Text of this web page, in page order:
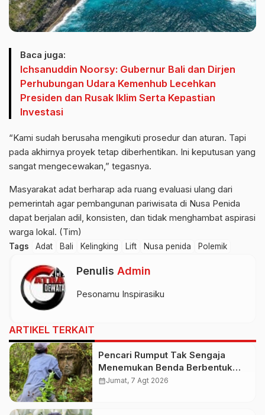
Baca juga:
Ichsanuddin Noorsy: Gubernur Bali dan Dirjen
Perhubungan Udara Kemenhub Lecehkan
Presiden dan Rusak Iklim Serta Kepastian
Investasi
“Kami sudah berusaha mengikuti prosedur dan aturan. Tapi
pada akhirnya proyek tetap diberhentikan. Ini keputusan yang
sangat mengecewakan,” tegasnya.
Masyarakat adat berharap ada ruang evaluasi ulang dari
pemerintah agar pembangunan pariwisata di Nusa Penida
dapat berjalan adil, konsisten, dan tidak menghambat aspirasi
warga lokal. (Tim)
Tags Adat Bali Kelingking Lift Nusa penida Polemik
Penulis Admin
Pesonamu Inspirasiku
ARTIKEL TERKAIT
Pencari Rumput Tak Sengaja
Menemukan Benda Berbentuk
Wajah yang Diduga Patung Kuno
calendar_monthJumat, 7 Agt 2026